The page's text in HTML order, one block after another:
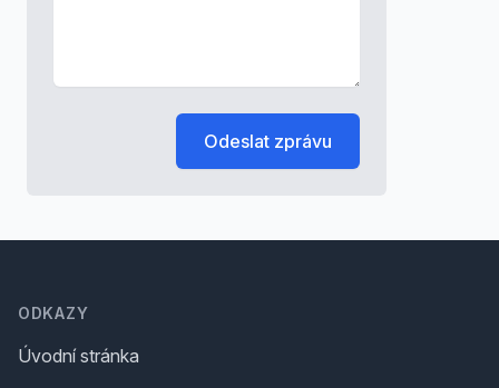
Odeslat zprávu
ODKAZY
Úvodní stránka